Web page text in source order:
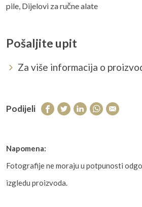
pile, Dijelovi za ručne alate
Pošaljite upit
Za više informacija o
Podijeli
Napomena:
Fotografije ne moraju u potpunosti
izgledu proizvoda.